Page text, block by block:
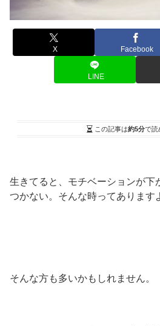
X Facebook
LINE
この記事は約5分で読
生きてると、モチベーションが下
つかない。そんな時ってあります
そんな方も多いかもしれません。